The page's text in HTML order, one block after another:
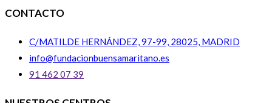
CONTACTO
C/MATILDE HERNÁNDEZ, 97-99, 28025, MADRID
info@fundacionbuensamaritano.es
91 462 07 39